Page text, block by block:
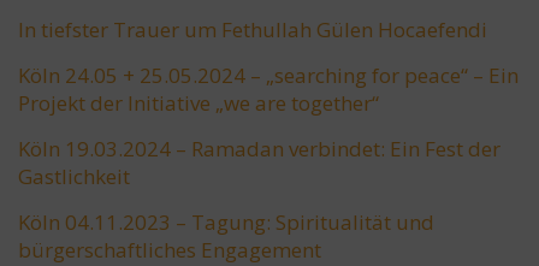
In tiefster Trauer um Fethullah Gülen Hocaefendi
Köln 24.05 + 25.05.2024 – „searching for peace“ – Ein
Projekt der Initiative „we are together“
Köln 19.03.2024 – Ramadan verbindet: Ein Fest der
Gastlichkeit
Köln 04.11.2023 – Tagung: Spiritualität und
bürgerschaftliches Engagement